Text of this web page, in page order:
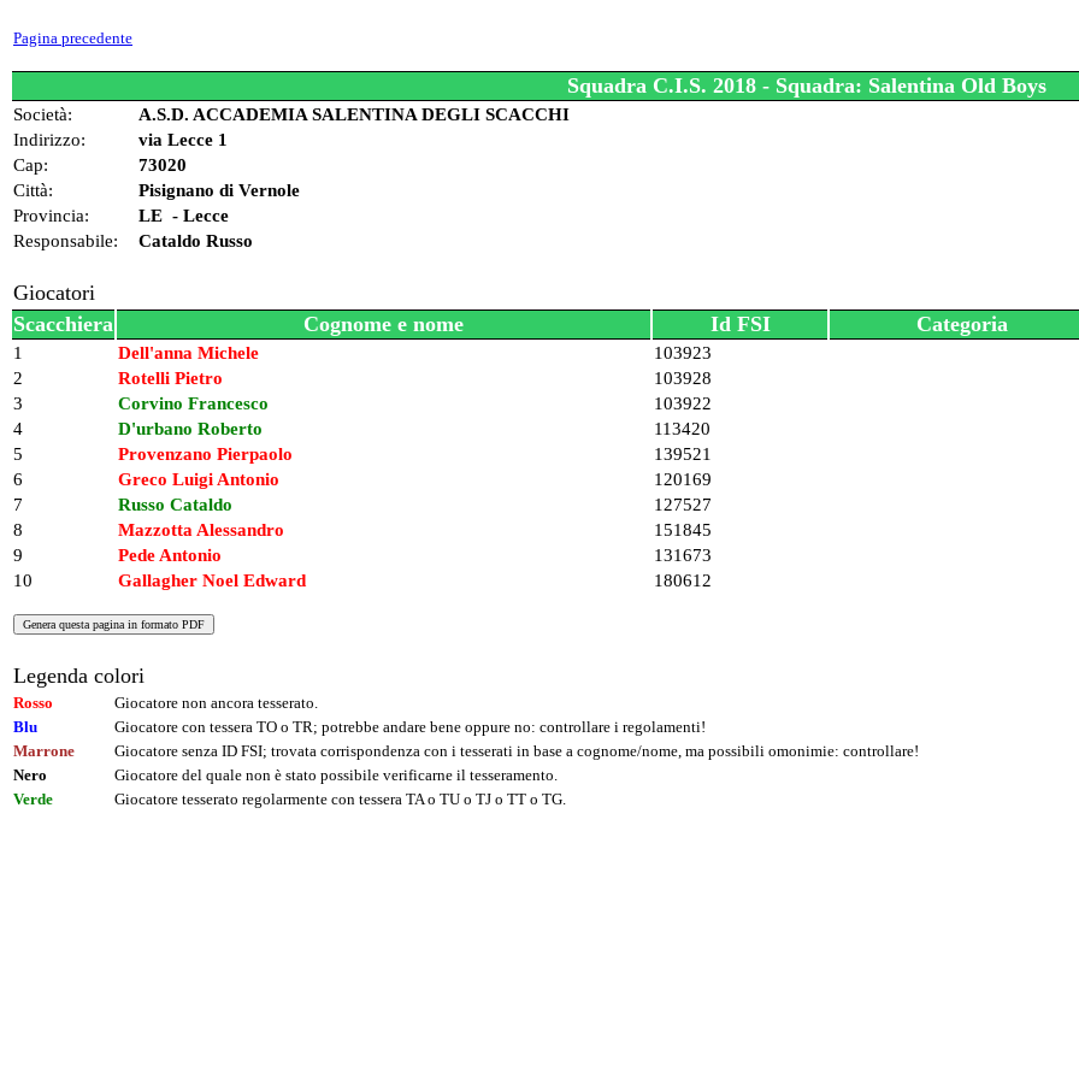
Pagina precedente
Squadra C.I.S. 2018 - Squadra: Salentina Old Boys
Società:
A.S.D. ACCADEMIA SALENTINA DEGLI SCACCHI
Indirizzo:
via Lecce 1
Cap:
73020
Città:
Pisignano di Vernole
Provincia:
LE - Lecce
Responsabile:
Cataldo Russo
Giocatori
Scacchiera
Cognome e nome Id FSI Categoria
1 Dell'anna Michele 103923
2
Rotelli Pietro 103928
3
Corvino Francesco 103922
4
D'urbano Roberto 113420
5
Provenzano Pierpaolo 139521
6
Greco Luigi Antonio 120169
7
Russo Cataldo 127527
8
Mazzotta Alessandro 151845
9
Pede Antonio 131673
10
Gallagher Noel Edward 180612
Legenda colori
Rosso
Giocatore non ancora tesserato.
Blu
Giocatore con tessera TO o TR; potrebbe andare bene oppure no: controllare i regolamenti!
Marrone
Giocatore senza ID FSI; trovata corrispondenza con i tesserati in base a cognome/nome, ma possibili omonimie: controllare!
Nero
Giocatore del quale non è stato possibile verificarne il tesseramento.
Verde
Giocatore tesserato regolarmente con tessera TA o TU o TJ o TT o TG.